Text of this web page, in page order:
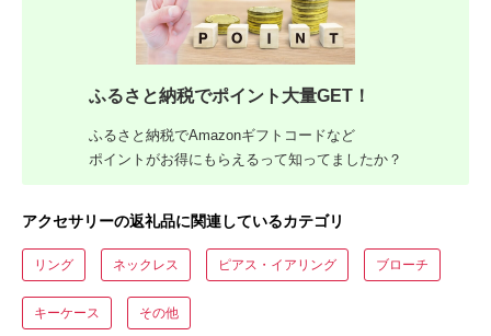
ふるさと納税でポイント大量GET！
ふるさと納税でAmazonギフトコードなど
ポイントがお得にもらえるって知ってましたか？
アクセサリーの返礼品に関連しているカテゴリ
リング ネックレス ピアス・イアリング ブローチ
キーケース その他